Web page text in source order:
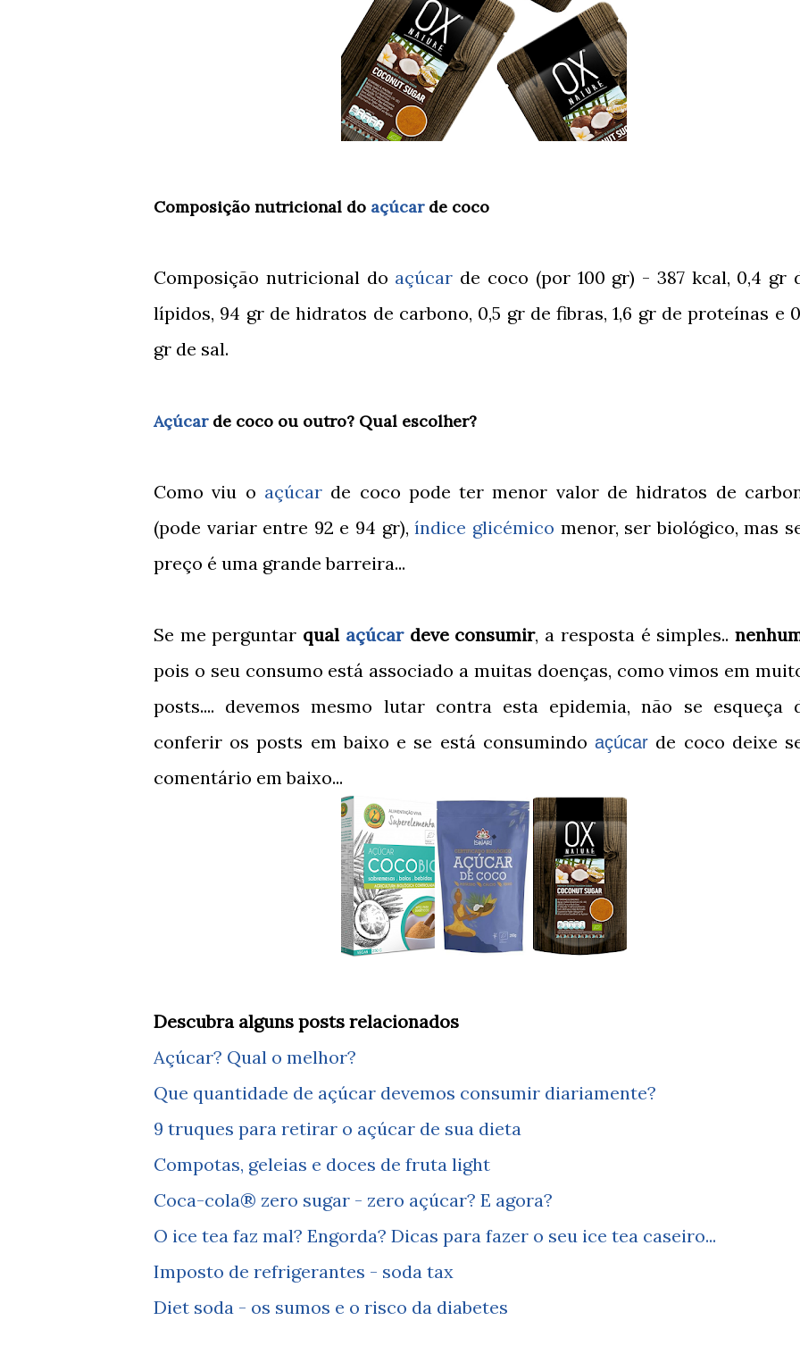
Composição nutricional do açúcarde coco
Composição nutricional do açúcar de coco (por 100 gr) - 387 kcal, 0,4 gr
lípidos, 94 gr de hidratos de carbono, 0,5 gr de fibras, 1,6 gr de proteínas e
gr de sal.
Açúcarde coco ou outro? Qual escolher?
Como viu o açúcarde coco pode ter menor valor de hidratos de
(pode variar entre 92 e 94 gr),índice glicémico menor, ser biológico, mas
preço é uma grande barreira...
Se me perguntar qual açúcardeve consumir, a resposta é simples..
pois o seu consumo está associado a muitas doenças, como vimos em
posts.... devemos mesmo lutar contra esta epidemia, não se esqueça
conferir os posts em baixo e se está consumindoaçúcar de coco deixe
comentário em baixo...
Descubra alguns posts relacionados
Açúcar? Qual o melhor?
Que quantidade de açúcar devemos consumir diariamente?
9 truques para retirar o açúcar de sua dieta
Compotas, geleias e doces de fruta light
Coca-cola® zero sugar - zero açúcar? E agora?
O ice tea faz mal? Engorda? Dicas para fazer o seu ice tea caseiro...
Imposto de refrigerantes - soda tax
Diet soda - os sumos e o risco da diabetes